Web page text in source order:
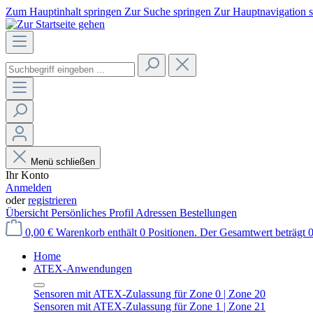
Zum Hauptinhalt springen Zur Suche springen Zur Hauptnavigation
Menü schließen
Ihr Konto
Anmelden
oderregistrieren
Übersicht Persönliches Profil Adressen Bestellungen
0,00 € Warenkorb enthält 0 Positionen. Der Gesamtwert beträgt
Home
ATEX-Anwendungen
Sensoren mit ATEX-Zulassung für Zone 0 | Zone 20
Sensoren mit ATEX-Zulassung für Zone 1 | Zone 21